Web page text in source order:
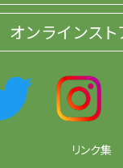
オンラインスト
リンク集